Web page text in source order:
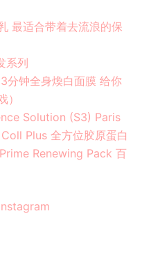
最适合带着去流浪的保
系列
分钟全身煥白面膜 给你
Solution (S3) Paris
Plus 全方位胶原蛋白
Renewing Pack 百